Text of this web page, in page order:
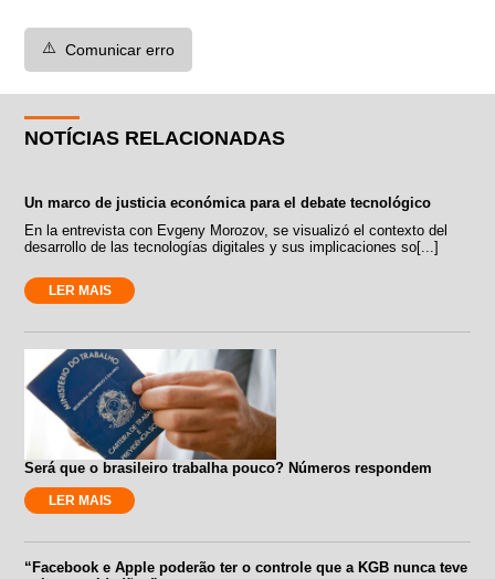
⚠️ Comunicar erro
NOTÍCIAS RELACIONADAS
Un marco de justicia económica para el debate tecnológico
En la entrevista con Evgeny Morozov, se visualizó el contexto del
desarrollo de las tecnologías digitales y sus implicaciones so[...]
LER MAIS
Será que o brasileiro trabalha pouco? Números respondem
LER MAIS
“Facebook e Apple poderão ter o controle que a KGB nunca teve